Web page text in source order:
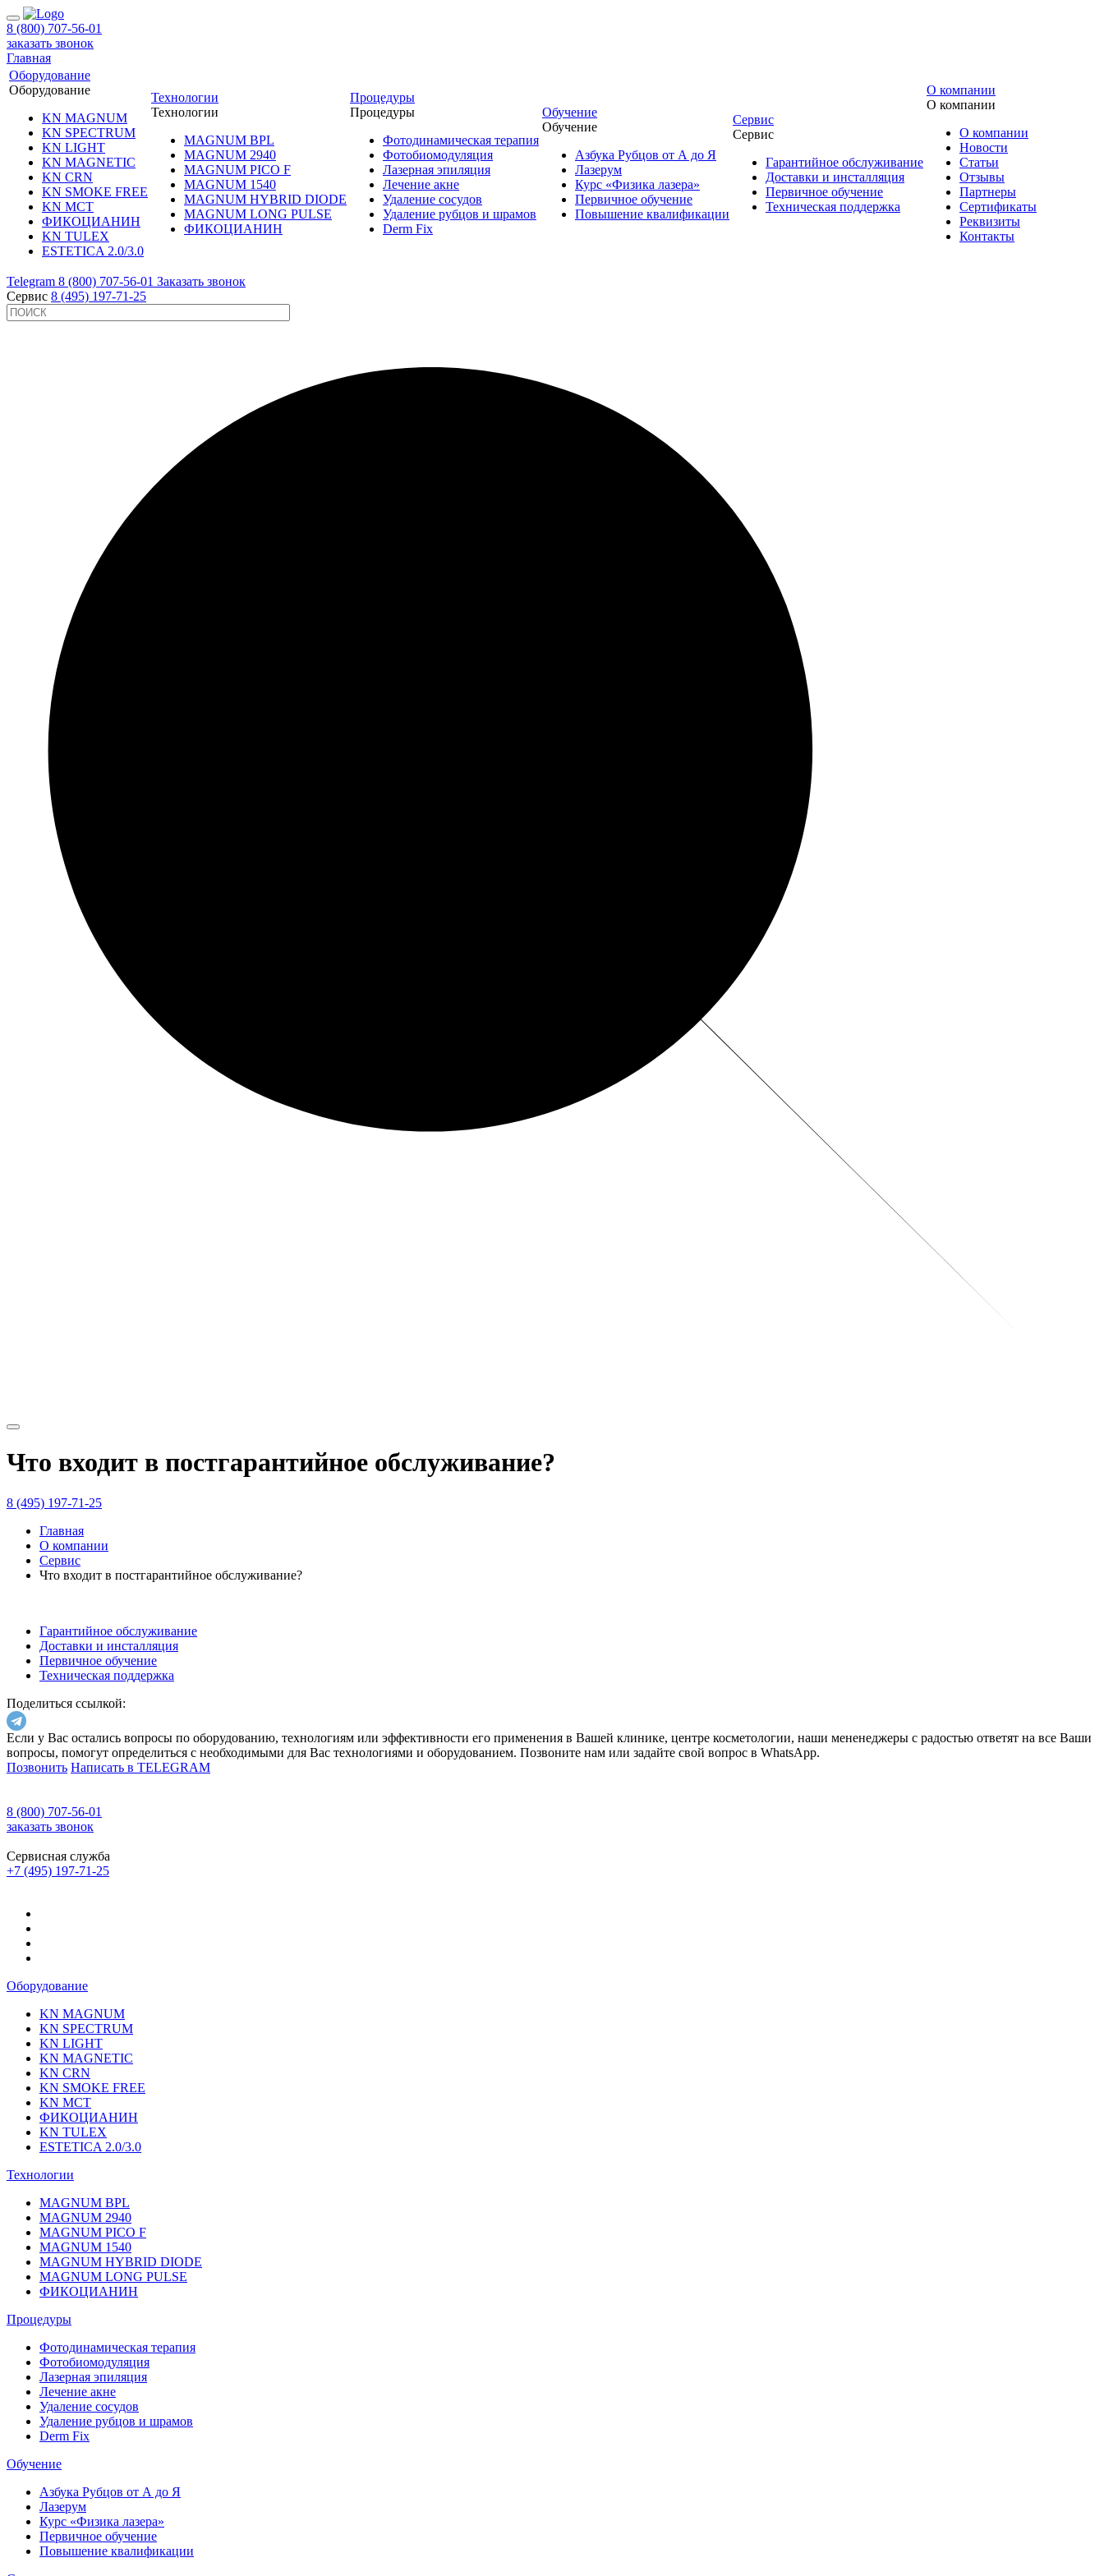
8 (800) 707-56-01
заказать звонок
Главная
Оборудование
Оборудование
KN MAGNUM
KN SPECTRUM
KN LIGHT
KN MAGNETIC
KN CRN
KN SMOKE FREE
KN MCT
ФИКОЦИАНИН
KN TULEX
ESTETICA 2.0/3.0
Технологии
Технологии
MAGNUM BPL
MAGNUM 2940
MAGNUM PICO F
MAGNUM 1540
MAGNUM HYBRID DIODE
MAGNUM LONG PULSE
ФИКОЦИАНИН
Процедуры
Процедуры
Фотодинамическая терапия
Фотобиомодуляция
Лазерная эпиляция
Лечение акне
Удаление сосудов
Удаление рубцов и шрамов
Derm Fix
Обучение
Обучение
Азбука Рубцов от А до Я
Лазерум
Курс «Физика лазера»
Первичное обучение
Повышение квалификации
Сервис
Сервис
Гарантийное обслуживание
Доставки и инсталляция
Первичное обучение
Техническая поддержка
О компании
О компании
О компании
Новости
Статьи
Отзывы
Партнеры
Сертификаты
Реквизиты
Контакты
Telegram 8 (800) 707-56-01 Заказать звонок
Сервис 8 (495) 197-71-25
Что входит в постгарантийное обслуживание?
8 (495) 197-71-25
Главная
О компании
Сервис
Что входит в постгарантийное обслуживание?
Гарантийное обслуживание
Доставки и инсталляция
Первичное обучение
Техническая поддержка
Поделиться ссылкой:
Если у Вас остались вопросы по оборудованию, технологиям или эффективности его применения в Вашей клинике, центре косметологии, наши мененеджеры с радостью ответят на все Ваши
вопросы, помогут определиться с необходимыми для Вас технологиями и оборудованием. Позвоните нам или задайте свой вопрос в WhatsApp.
Позвонить Написать в TELEGRAM
8 (800) 707-56-01
заказать звонок
Сервисная служба
+7 (495) 197-71-25
Оборудование
KN MAGNUM
KN SPECTRUM
KN LIGHT
KN MAGNETIC
KN CRN
KN SMOKE FREE
KN MCT
ФИКОЦИАНИН
KN TULEX
ESTETICA 2.0/3.0
Технологии
MAGNUM BPL
MAGNUM 2940
MAGNUM PICO F
MAGNUM 1540
MAGNUM HYBRID DIODE
MAGNUM LONG PULSE
ФИКОЦИАНИН
Процедуры
Фотодинамическая терапия
Фотобиомодуляция
Лазерная эпиляция
Лечение акне
Удаление сосудов
Удаление рубцов и шрамов
Derm Fix
Обучение
Азбука Рубцов от А до Я
Лазерум
Курс «Физика лазера»
Первичное обучение
Повышение квалификации